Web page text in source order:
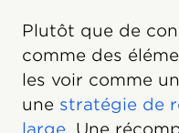
Plutôt que de
comme des
les voir comme
une stratégie de